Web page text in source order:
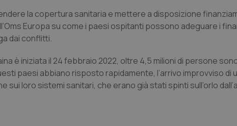
la copertura sanitaria e mettere a disposizione
Europa su come i paesi ospitanti possono adeguare i
dai conflitti.
è iniziata il 24 febbraio 2022, oltre 4,5 milioni di persone
paesi abbiano risposto rapidamente, l’arrivo improvviso di
loro sistemi sanitari, che erano già stati spinti sull’orlo